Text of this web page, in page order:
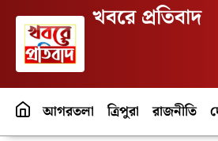
খবরে প্রতিবাদ
আগরতলা ত্রিপুরা রাজনীতি